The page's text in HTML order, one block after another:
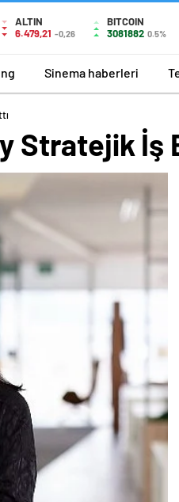
ALTIN
6.479,21 -0,26
BITCOIN
3081882 0.5%
Sinema haberleri
Stratejik İş